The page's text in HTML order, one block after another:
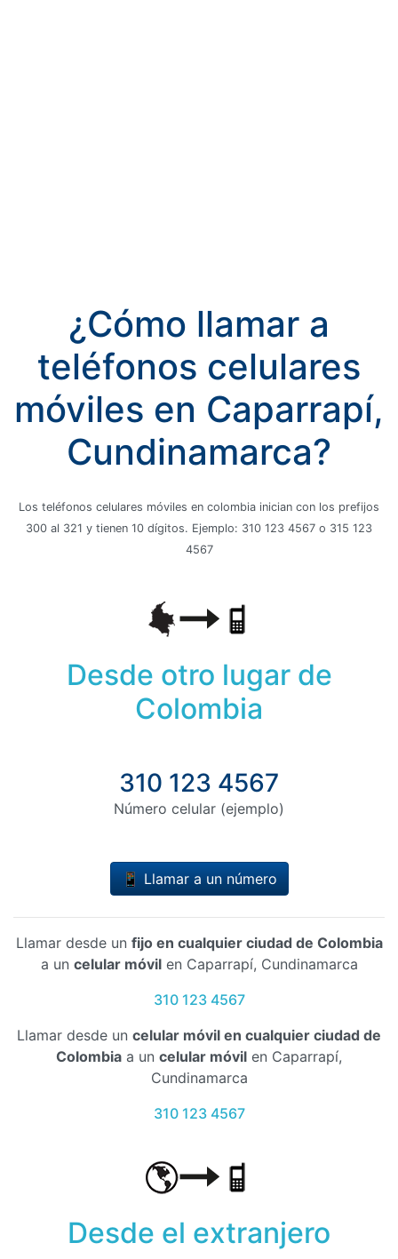
¿Cómo llamar a
teléfonos celulares
móviles en Caparrapí,
Cundinamarca?
Los teléfonos celulares móviles en colombia inician con los prefijos
300 al 321 y tienen 10 dígitos. Ejemplo: 310 123 4567 o 315 123
4567
Desde otro lugar de
Colombia
310 123 4567
Número celular (ejemplo)
📱 Llamar a un número
Llamar desde un fijo en cualquier ciudad de Colombia
a un celular móvilen Caparrapí, Cundinamarca
310 123 4567
Llamar desde un celular móvil en cualquier ciudad de
Colombia a un celular móvil en Caparrapí,
Cundinamarca
310 123 4567
Desde el extranjero